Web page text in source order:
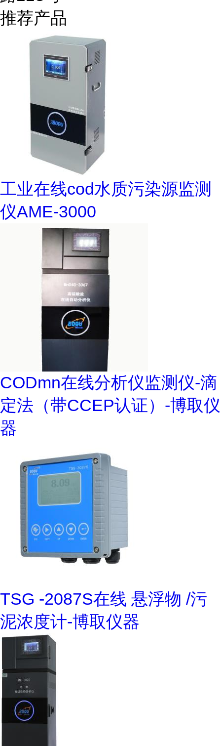
推荐产品
工业在线cod水质污染源监测
仪AME-3000
CODmn在线分析仪监测仪-滴
定法（带CCEP认证）-博取仪
器
TSG -2087S在线 悬浮物 /污
泥浓度计-博取仪器